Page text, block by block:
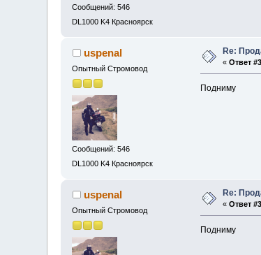
Сообщений: 546
DL1000 K4 Красноярск
uspenal
Опытный Стромовод
Сообщений: 546
DL1000 K4 Красноярск
Re:
«Ответ
Подниму
uspenal
Опытный Стромовод
Re:
«Ответ
Подниму